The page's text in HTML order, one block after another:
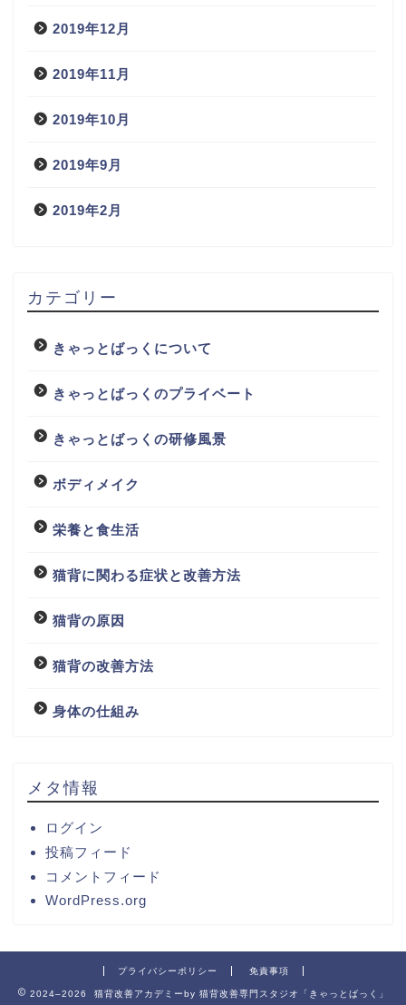
2019年12月
2019年11月
2019年10月
2019年9月
2019年2月
カテゴリー
きゃっとばっくについて
きゃっとばっくのプライベート
きゃっとばっくの研修風景
ボディメイク
栄養と食生活
猫背に関わる症状と改善方法
猫背の原因
猫背の改善方法
身体の仕組み
メタ情報
ログイン
投稿フィード
コメントフィード
WordPress.org
プライバシーポリシー 免責事項
2024–2026 猫背改善アカデミーby 猫背改善専門スタジオ「きゃっとばっく」